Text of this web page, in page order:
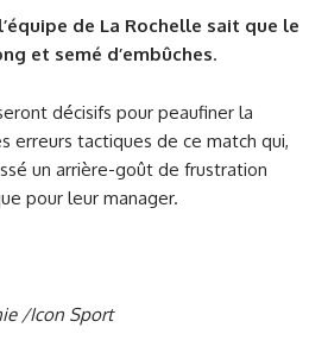
l’équipe de La Rochelle sait que le
et semé d’embûches.
décisifs pour peaufiner la
erreurs tactiques de ce match qui,
un arrière-goût de frustration
pour leur manager.
/Icon Sport